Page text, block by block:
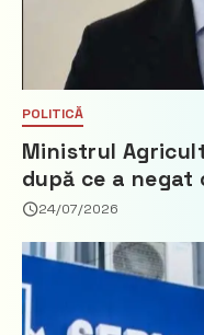
POLITICĂ
Ministrul
după ce a
Partidul Democrat
24/07/2026